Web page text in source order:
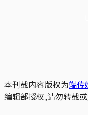
本刊载内容版权为端传
编辑部授权,请勿转载